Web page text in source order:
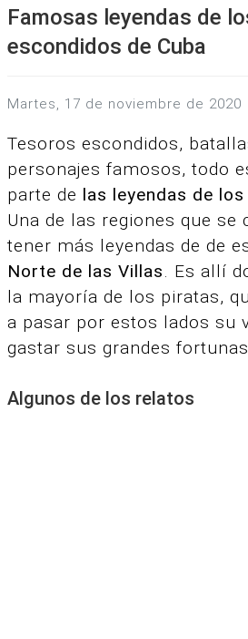
Famosas leyendas de
escondidos de Cuba
martes, 17 de noviembre de 2020
Tesoros escondidos,
personajes famosos, todo
parte de las leyendas de
Una de las regiones que se
tener más leyendas de de
Norte de las Villas. Es allí
la mayoría de los piratas,
a pasar por estos lados su
gastar sus grandes
Algunos de los relatos